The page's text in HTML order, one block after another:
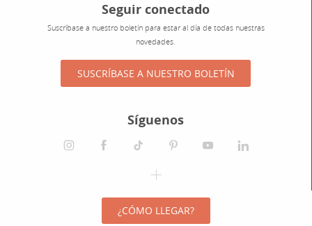
Seguir conectado
Suscríbase a nuestro boletín para estar al día de todas nuestras
novedades.
SUSCRÍBASE A NUESTRO BOLETÍN
Síguenos
¿CÓMO LLEGAR?